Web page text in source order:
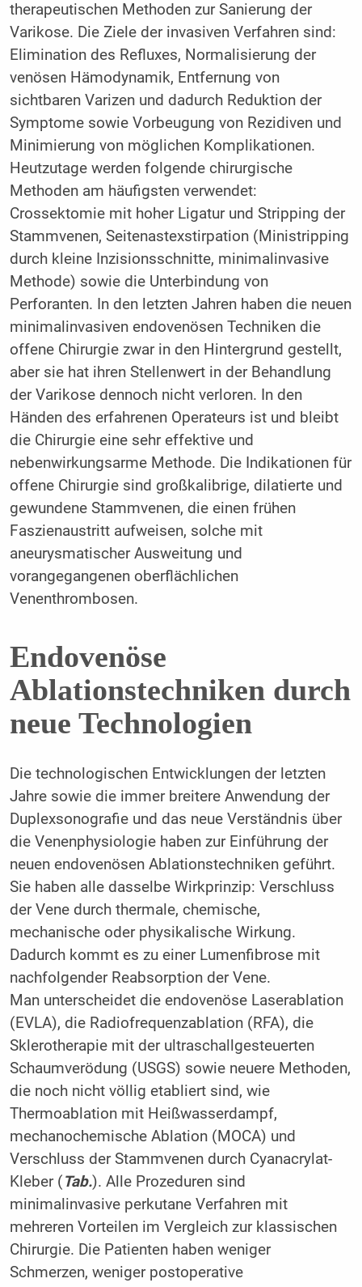
therapeutischen Methoden zur Sanierung der
Varikose. Die Ziele der invasiven Verfahren sind:
Elimination des Refluxes, Normalisierung der
venösen Hämodynamik, Entfernung von
sichtbaren Varizen und dadurch Reduktion der
Symptome sowie Vorbeugung von Rezidiven und
Minimierung von möglichen Komplikationen.
Heutzutage werden folgende chirurgische
Methoden am häufigsten verwendet:
Crossektomie mit hoher Ligatur und Stripping der
Stammvenen, Seitenastexstirpation (Ministripping
durch kleine Inzisionsschnitte, minimalinvasive
Methode) sowie die Unterbindung von
Perforanten. In den letzten Jahren haben die neuen
minimalinvasiven endovenösen Techniken die
offene Chirurgie zwar in den Hintergrund gestellt,
aber sie hat ihren Stellenwert in der Behandlung
der Varikose dennoch nicht verloren. In den
Händen des erfahrenen Operateurs ist und bleibt
die Chirurgie eine sehr effektive und
nebenwirkungsarme Methode. Die Indikationen für
offene Chirurgie sind großkalibrige, dilatierte und
gewundene Stammvenen, die einen frühen
Faszienaustritt aufweisen, solche mit
aneurysmatischer Ausweitung und
vorangegangenen oberflächlichen
Venenthrombosen.
Endovenöse
Ablationstechniken durch
neue Technologien
Die technologischen Entwicklungen der letzten
Jahre sowie die immer breitere Anwendung der
Duplexsonografie und das neue Verständnis über
die Venenphysiologie haben zur Einführung der
neuen endovenösen Ablationstechniken geführt.
Sie haben alle dasselbe Wirkprinzip: Verschluss
der Vene durch thermale, chemische,
mechanische oder physikalische Wirkung.
Dadurch kommt es zu einer Lumenfibrose mit
nachfolgender Reabsorption der Vene.
Man unterscheidet die endovenöse Laserablation
(EVLA), die Radiofrequenzablation (RFA), die
Sklerotherapie mit der ultraschallgesteuerten
Schaumverödung (USGS) sowie neuere Methoden,
die noch nicht völlig etabliert sind, wie
Thermoablation mit Heißwasserdampf,
mechanochemische Ablation (MOCA) und
Verschluss der Stammvenen durch Cyanacrylat-
Kleber (Tab.). Alle Prozeduren sind
minimalinvasive perkutane Verfahren mit
mehreren Vorteilen im Vergleich zur klassischen
Chirurgie. Die Patienten haben weniger
Schmerzen, weniger postoperative